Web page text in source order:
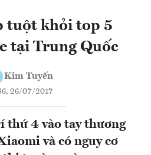
tuột khỏi top 5
tại Trung Quốc
Kim Tuyến
26/07/2017
thứ 4 vào tay thương
và có nguy cơ